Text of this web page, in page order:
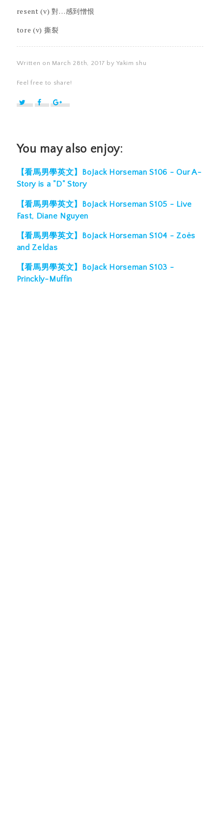
resent (v) 對…感到憎恨
tore (v) 撕裂
Written on March 28th, 2017 by Yakim shu
Feel free to share!
You may also enjoy:
【看馬男學英文】BoJack Horseman S106 - Our A-
Story is a "D" Story
【看馬男學英文】BoJack Horseman S105 - Live
Fast, Diane Nguyen
【看馬男學英文】BoJack Horseman S104 - Zoës
and Zeldas
【看馬男學英文】BoJack Horseman S103 -
Princkly-Muffin